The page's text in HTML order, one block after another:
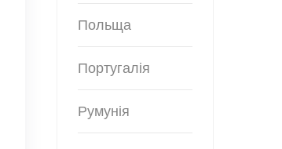
Польща
Португалія
Румунія